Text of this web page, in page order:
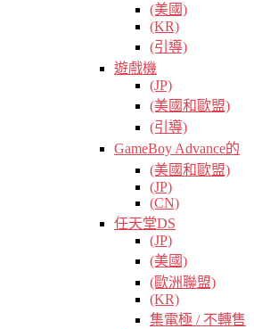
(美國)
(KR)
(引導)
遊戲機
(JP)
(美國和歐盟)
(引導)
GameBoy Advance的
(美國和歐盟)
(JP)
(CN)
任天堂DS
(JP)
(美國)
(歐洲聯盟)
(KR)
集電極 / 不轉售